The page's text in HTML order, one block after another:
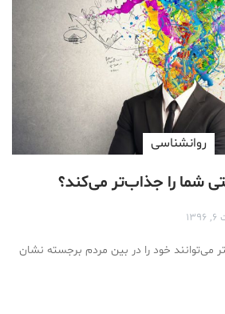
روانشناسی
شما را جذاب‌تر می‌کند؟
می‌توانند خود را در بین مردم برجسته نشان